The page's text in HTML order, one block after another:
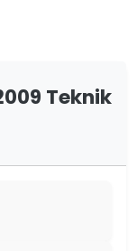
Teknik